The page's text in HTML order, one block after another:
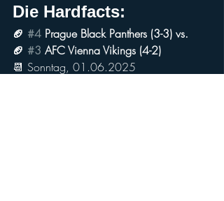
Die Hardfacts:
🏈 #4 Prague Black Panthers (3-3) vs.
🏈 #3 AFC Vienna Vikings (4-2)
📆 Sonntag, 01.06.2025